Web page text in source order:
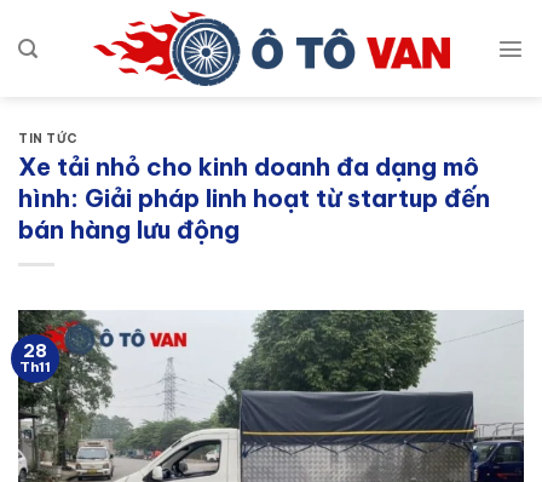
qua
TIN TỨC
Xe tải nhỏ cho kinh doanh đa dạng mô
hình: Giải pháp linh hoạt từ startup đến
bán hàng lưu động
28
Th11